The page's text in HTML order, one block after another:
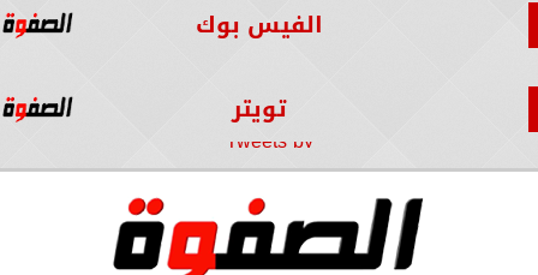
الفيس بوك
تويتر
Tweets by